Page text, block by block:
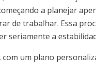
a planejar
de trabalhar. Essa
seriamente a
um plano